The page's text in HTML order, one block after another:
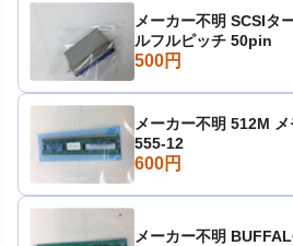
メーカー不明 SCSIタ
ルフルピッチ 50pin
500円
メーカー不明 512M
555-12
600円
メーカー不明